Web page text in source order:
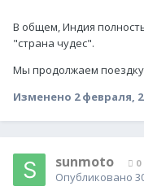
В общем, Индия
"страна чудес".
Мы продолжаем
Изменено 2 февраля,
sunmoto 0
Опубликовано